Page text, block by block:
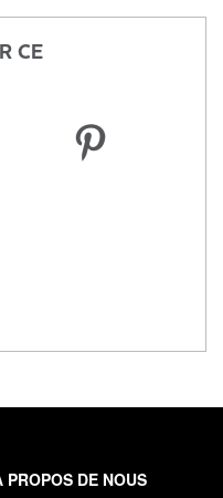
CE
PROPOS DE NOUS